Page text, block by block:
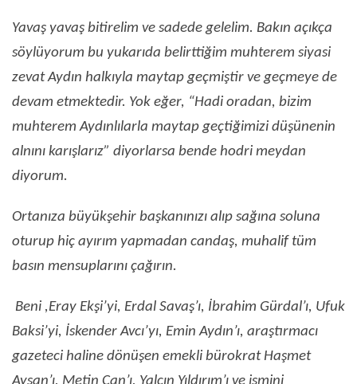
Yavaş yavaş bitirelim ve sadede gelelim. Bakın açıkça
söylüyorum bu yukarıda belirttiğim muhterem siyasi
zevat Aydın halkıyla maytap geçmiştir ve geçmeye de
devam etmektedir. Yok eğer, “Hadi oradan, bizim
muhterem Aydınlılarla maytap geçtiğimizi düşünenin
alnını karışlarız” diyorlarsa bende hodri meydan
diyorum.
Ortanıza büyükşehir başkanınızı alıp sağına soluna
oturup hiç ayırım yapmadan candaş, muhalif tüm
basın mensuplarını çağırın.
Beni ,Eray Ekşi’yi, Erdal Savaş’ı, İbrahim Gürdal’ı, Ufuk
Baksi’yi, İskender Avcı’yı, Emin Aydın’ı, araştırmacı
gazeteci haline dönüşen emekli bürokrat Haşmet